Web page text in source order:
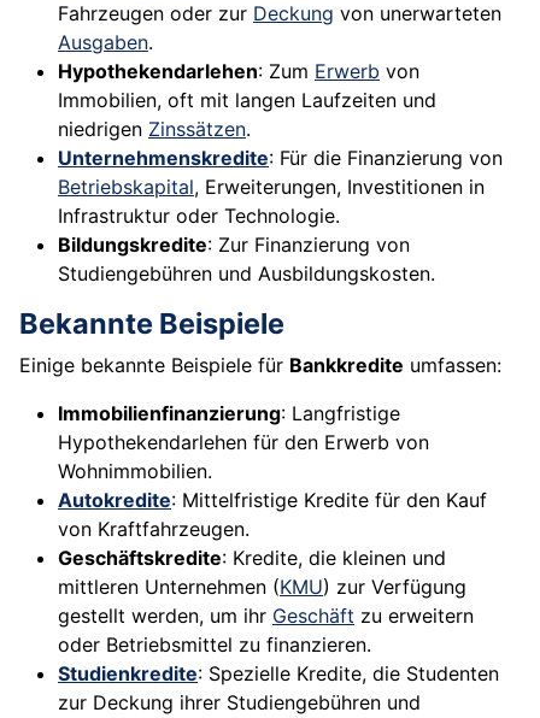
Fahrzeugen oder zur Deckung von unerwarteten
Ausgaben.
Hypothekendarlehen: Zum Erwerb von
Immobilien, oft mit langen Laufzeiten und
niedrigen Zinssätzen.
Unternehmenskredite: Für die Finanzierung von
Betriebskapital, Erweiterungen, Investitionen in
Infrastruktur oder Technologie.
Bildungskredite: Zur Finanzierung von
Studiengebühren und Ausbildungskosten.
Bekannte Beispiele
Einige bekannte Beispiele für Bankkredite umfassen:
Immobilienfinanzierung: Langfristige
Hypothekendarlehen für den Erwerb von
Wohnimmobilien.
Autokredite: Mittelfristige Kredite für den Kauf
von Kraftfahrzeugen.
Geschäftskredite: Kredite, die kleinen und
mittleren Unternehmen (KMU) zur Verfügung
gestellt werden, um ihr Geschäft zu erweitern
oder Betriebsmittel zu finanzieren.
Studienkredite: Spezielle Kredite, die Studenten
zur Deckung ihrer Studiengebühren und